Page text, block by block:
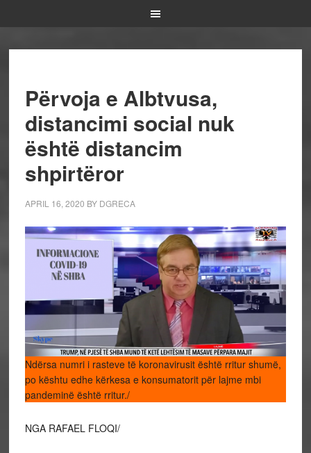
Përvoja e Albtvusa,
distancimi social nuk
është distancim
shpirtëror
APRIL 16, 2020 BY DGRECA
Ndërsa numri i rasteve të koronavirusit është rritur shumë,
po kështu edhe kërkesa e konsumatorit për lajme mbi
pandeminë është rritur./
NGA RAFAEL FLOQI/